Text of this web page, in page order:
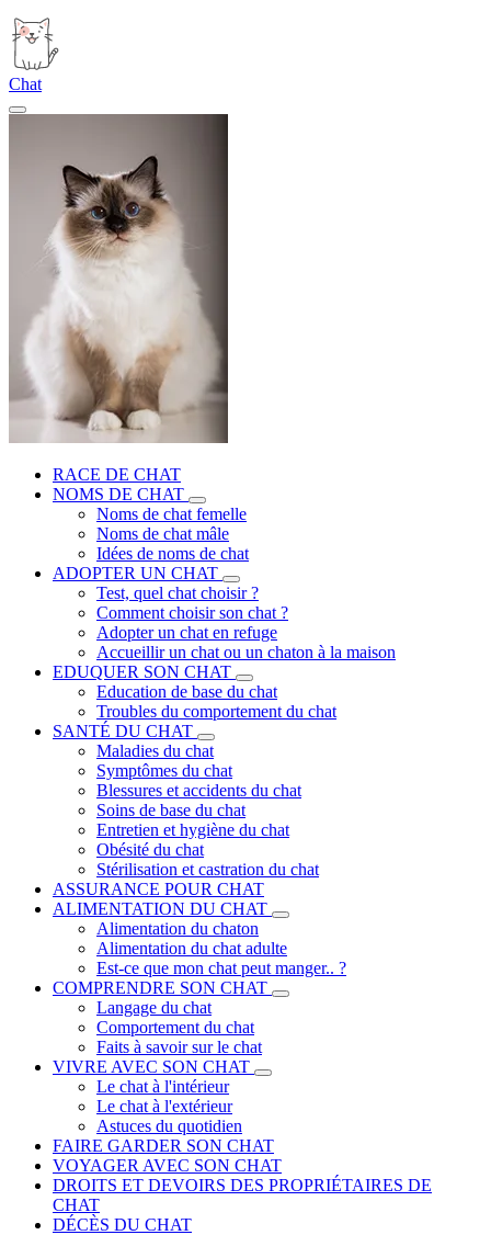
Chat
RACE DE CHAT
NOMS DE CHAT
Noms de chat femelle
Noms de chat mâle
Idées de noms de chat
ADOPTER UN CHAT
Test, quel chat choisir ?
Comment choisir son chat ?
Adopter un chat en refuge
Accueillir un chat ou un chaton à la maison
EDUQUER SON CHAT
Education de base du chat
Troubles du comportement du chat
SANTÉ DU CHAT
Maladies du chat
Symptômes du chat
Blessures et accidents du chat
Soins de base du chat
Entretien et hygiène du chat
Obésité du chat
Stérilisation et castration du chat
ASSURANCE POUR CHAT
ALIMENTATION DU CHAT
Alimentation du chaton
Alimentation du chat adulte
Est-ce que mon chat peut manger.. ?
COMPRENDRE SON CHAT
Langage du chat
Comportement du chat
Faits à savoir sur le chat
VIVRE AVEC SON CHAT
Le chat à l'intérieur
Le chat à l'extérieur
Astuces du quotidien
FAIRE GARDER SON CHAT
VOYAGER AVEC SON CHAT
DROITS ET DEVOIRS DES PROPRIÉTAIRES DE
CHAT
DÉCÈS DU CHAT